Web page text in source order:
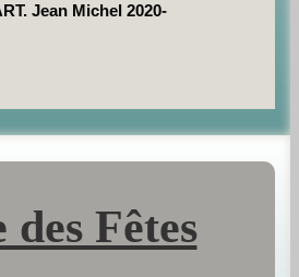
Jean Michel 2020-
des Fêtes